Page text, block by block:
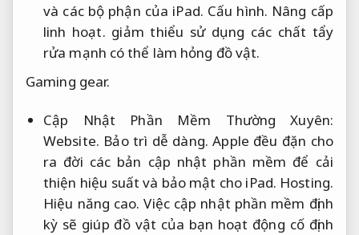
và các bộ phận của iPad. Cấu hình. Nâng cấp
linh hoạt. giảm thiểu sử dụng các chất tẩy
rửa mạnh có thể làm hỏng đồ vật.
Gaming gear.
Cập Nhật Phần Mềm Thường Xuyên:
Website. Bảo trì dễ dàng. Apple đều đặn cho
ra đời các bản cập nhật phần mềm để cải
thiện hiệu suất và bảo mật cho iPad. Hosting.
Hiệu năng cao. Việc cập nhật phần mềm định
kỳ sẽ giúp đồ vật của bạn hoạt động cố định